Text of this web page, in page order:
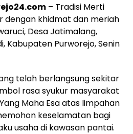
– Tradisi Merti
dengan khidmat dan meriah
Desa Jatimalang,
Kabupaten Purworejo, Senin
telah berlangsung sekitar
rasa syukur masyarakat
Maha Esa atas limpahan
keselamatan bagi
usaha di kawasan pantai.